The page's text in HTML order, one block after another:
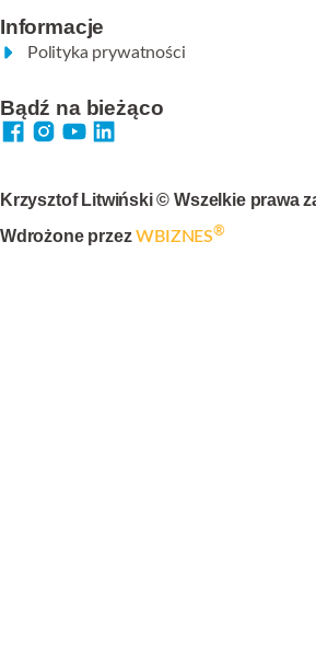
Informacje
Polityka prywatności
Bądź na bieżąco
Krzysztof Litwiński © Wszelkie prawa
Wdrożone przezWBIZNES®